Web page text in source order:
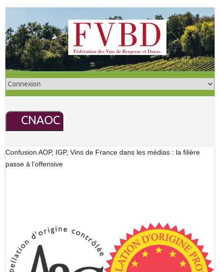
CNAOC
Confusion AOP, IGP, Vins de France dans les médias : la filière
passe à l’offensive